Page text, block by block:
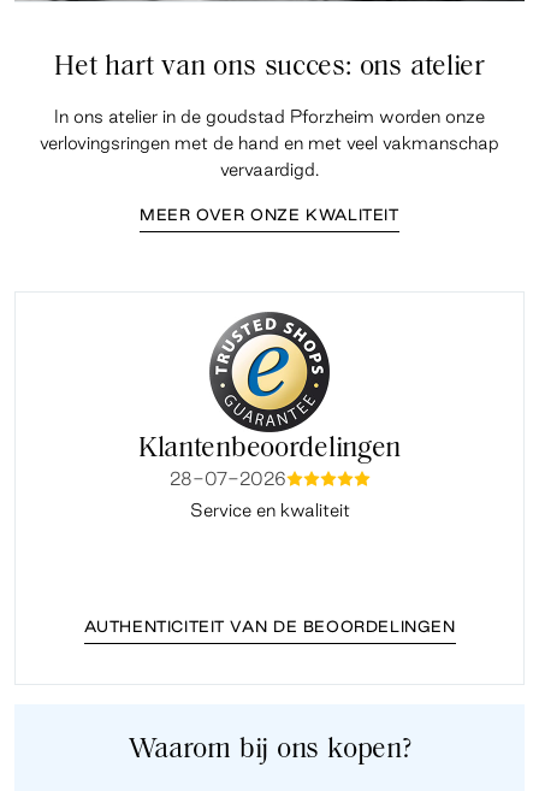
Het hart van ons succes: ons atelier
In ons atelier in de goudstad Pforzheim worden onze
verlovingsringen met de hand en met veel vakmanschap
vervaardigd.
MEER OVER ONZE KWALITEIT
Klantenbeoordelingen
28-07-2026mmmmm
Service en kwaliteit
AUTHENTICITEIT VAN DE BEOORDELINGEN
Waarom bij ons kopen?